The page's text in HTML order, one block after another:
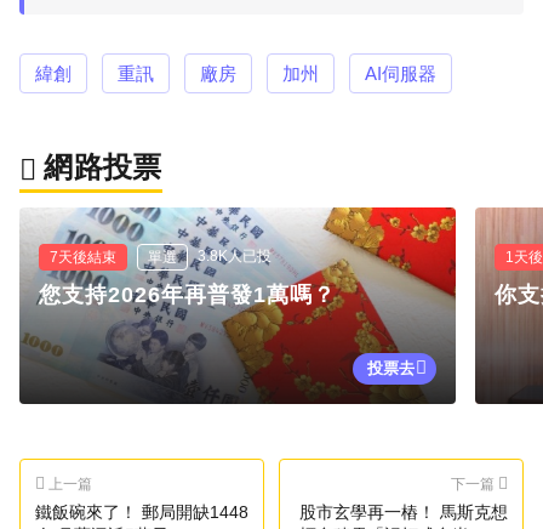
緯創 重訊 廠房 加州 AI伺服器
網路投票
7天後結束 單選 3.8K人已投
您支持2026年再普發1萬嗎？
投票去
1天
你
上一篇
鐵飯碗來了！ 郵局開缺1448
下一篇
股市玄學再一樁！ 馬斯克想